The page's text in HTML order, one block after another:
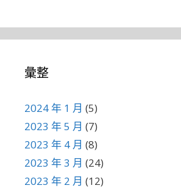
彙整
2024 年 1 月 (5)
2023 年 5 月 (7)
2023 年 4 月 (8)
2023 年 3 月 (24)
2023 年 2 月 (12)